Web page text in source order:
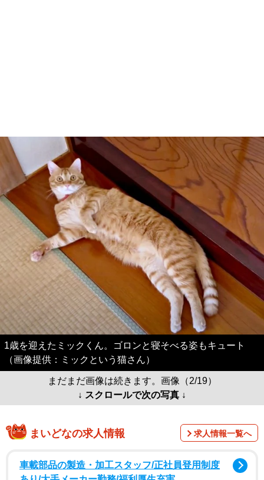
1歳を迎えたミックくん。ゴロンと寝そべる姿もキュート
（画像提供：ミックという猫さん）
まだまだ画像は続きます。画像（2/19）
↓ スクロールで次の写真 ↓
まいどなの求人情報 求人情報一覧へ
車載部品の製造・加工スタッフ/正社員登用制度